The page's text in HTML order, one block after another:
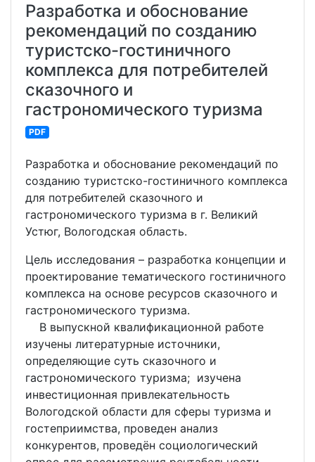
Разработка и обоснование
рекомендаций по созданию
туристско-гостиничного
комплекса для потребителей
сказочного и
гастрономического туризма
PDF
Разработка и обоснование рекомендаций по
созданию туристско-гостиничного комплекса
для потребителей сказочного и
гастрономического туризма в г. Великий
Устюг, Вологодская область.
Цель исследования – разработка концепции и
проектирование тематического гостиничного
комплекса на основе ресурсов сказочного и
гастрономического туризма.
В выпускной квалификационной работе
изучены литературные источники,
определяющие суть сказочного и
гастрономического туризма; изучена
инвестиционная привлекательность
Вологодской области для сферы туризма и
гостеприимства, проведен анализ
конкурентов, проведён социологический